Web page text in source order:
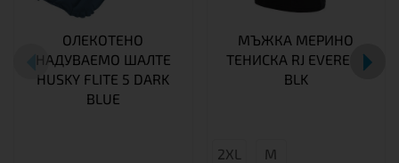
ОЛЕКОТЕНО
НАДУВАЕМО ШАЛТЕ
HUSKY FLITE 5 DARK
BLUE
МЪЖКА МЕРИНО
ТЕНИСКА RJ EVEREST
BLK
2XL М